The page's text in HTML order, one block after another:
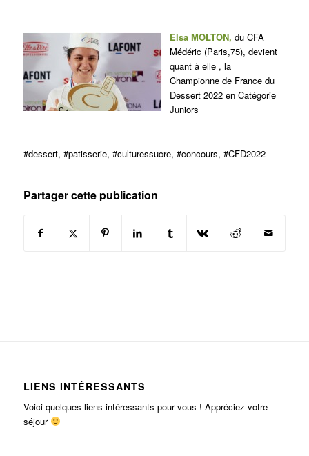
Elsa MOLTON, du CFA
Médéric (Paris,75), devient
quant à elle , la
Championne de France du
Dessert 2022 en Catégorie
Juniors
#dessert, #patisserie, #culturessucre, #concours, #CFD2022
Partager cette publication
LIENS INTÉRESSANTS
Voici quelques liens intéressants pour vous ! Appréciez votre
séjour